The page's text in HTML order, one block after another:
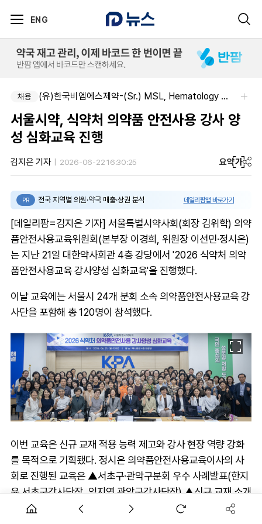
ENG
채용 (유)한국비엠에스제약-(Sr.) MSL, Hematology (Permanent)
서울시약, 식약처 의약품 안전사용 강사 양
성 심화교육 진행
김지은 기자 2026-06-22 16:30:25 요약가
PR 전국 지역별 의원·약국 매출·상권 분석 데일리팜맵 바로가기
[데일리팜=김지은 기자] 서울특별시약사회(회장 김위학) 의약
품안전사용교육위원회(본부장 이경희, 위원장 이선민·정시온)
는 지난 21일 대한약사회관 4층 강당에서 '2026 식약처 의약
품안전사용교육 강사양성 심화교육'을 진행했다.
이날 교육에는 서울시 24개 분회 소속 의약품안전사용교육 강
사단을 포함해 총 120명이 참석했다.
이번 교육은 신규 교재 적용 능력 제고와 강사 현장 역량 강화
를 목적으로 기획됐다. 정시온 의약품안전사용교육이사의 사
회로 진행된 교육은 ▲서초구·관악구분회 우수 사례발표(한지
윤 서초구강사단장, 임지연 관악구강사단장) ▲신규 교재 소개
및 교구 설명(정시온 이사) ▲의약품 오남용 관련 법과 제도 이